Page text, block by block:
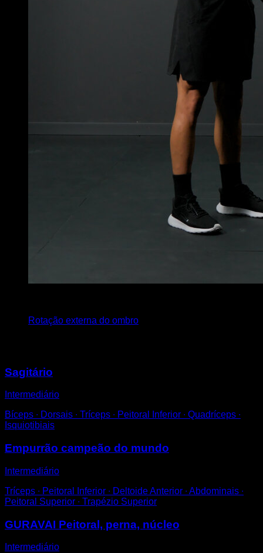
Rotação externa do ombro
Sagitário
Intermediário
Bíceps ∙ Dorsais ∙ Tríceps ∙ Peitoral Inferior ∙ Quadríceps ∙
Isquiotibiais
Empurrão campeão do mundo
Intermediário
Tríceps ∙ Peitoral Inferior ∙ Deltoide Anterior ∙ Abdominais ∙
Peitoral Superior ∙ Trapézio Superior
GURAVAI Peitoral, perna, núcleo
Intermediário